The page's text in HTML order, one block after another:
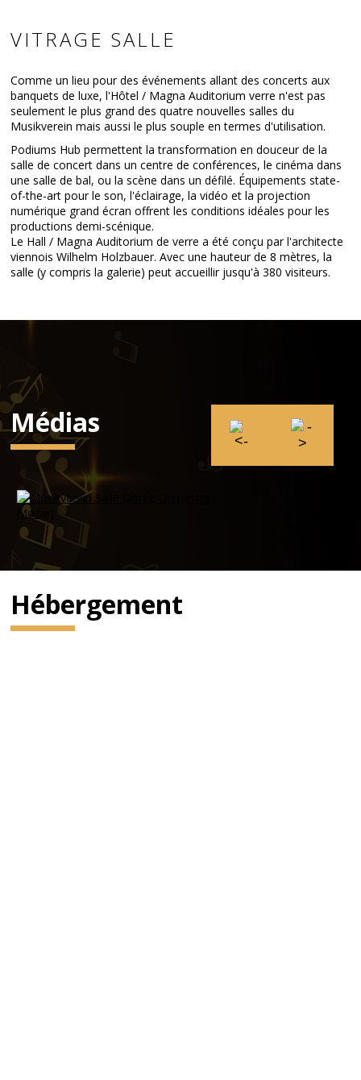
VITRAGE SALLE
Comme un lieu pour des événements allant des concerts aux
banquets de luxe, l'Hôtel / Magna Auditorium verre n'est pas
seulement le plus grand des quatre nouvelles salles du
Musikverein mais aussi le plus souple en termes d'utilisation.
Podiums Hub permettent la transformation en douceur de la
salle de concert dans un centre de conférences, le cinéma dans
une salle de bal, ou la scène dans un défilé. Équipements state-
of-the-art pour le son, l'éclairage, la vidéo et la projection
numérique grand écran offrent les conditions idéales pour les
productions demi-scénique.
Le Hall / Magna Auditorium de verre a été conçu par l'architecte
viennois Wilhelm Holzbauer. Avec une hauteur de 8 mètres, la
salle (y compris la galerie) peut accueillir jusqu'à 380 visiteurs.
Médias
Hébergement